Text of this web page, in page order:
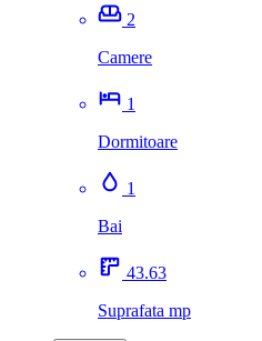
2
Camere
1
Dormitoare
1
Bai
43.63
Suprafata mp